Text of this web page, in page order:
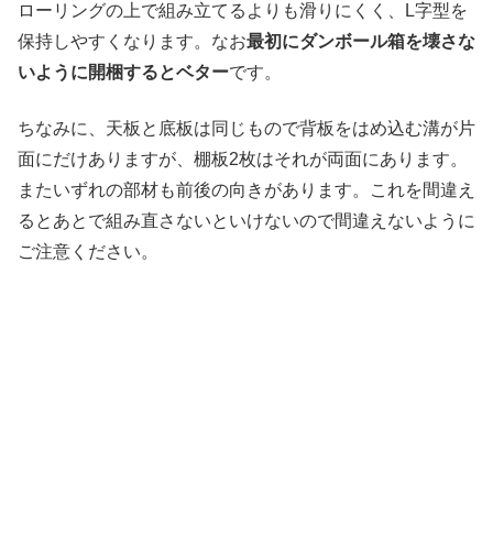
ローリングの上で組み立てるよりも滑りにくく、L字型を
保持しやすくなります。なお最初にダンボール箱を壊さな
いように開梱するとベターです。
ちなみに、天板と底板は同じもので背板をはめ込む溝が片
面にだけありますが、棚板2枚はそれが両面にあります。
またいずれの部材も前後の向きがあります。これを間違え
るとあとで組み直さないといけないので間違えないように
ご注意ください。